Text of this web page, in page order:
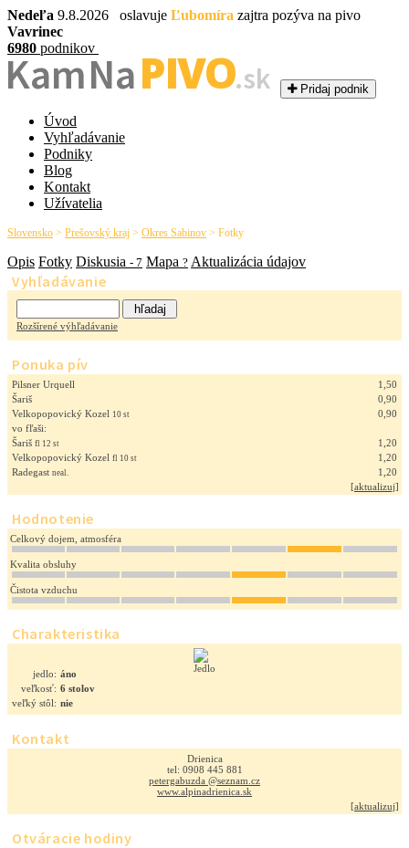
Nedeľa 9.8.2026 oslavuje Ľubomíra zajtra pozýva na pivo
Vavrinec
6980 podnikov
Kam NaPIVO.sk Pridaj podnik
Úvod
Vyhľadávanie
Podniky
Blog
Kontakt
Užívatelia
Slovensko > Prešovský kraj > Okres Sabinov > Fotky
Opis Fotky Diskusia - 7 Mapa ? Aktualizácia údajov
Vyhľadávanie
Rozšírené výhľadávanie
Ponuka pív
Pilsner Urquell
1,50
Šariš
0,90
Velkopopovický Kozel 10 st
0,90
vo fľaši:
Šariš fl 12 st
1,20
Velkopopovický Kozel fl 10 st
1,20
Radegast neal.
1,20
[aktualizuj]
Hodnotenie
Celkový dojem, atmosféra
Kvalita obsluhy
Čistota vzduchu
Charakteristika
jedlo: áno
veľkosť: 6 stolov
veľký stôl: nie
Kontakt
Drienica
tel: 0908 445 881
petergabuzda @seznam.cz
www.alpinadrienica.sk
[aktualizuj]
Otváracie hodiny